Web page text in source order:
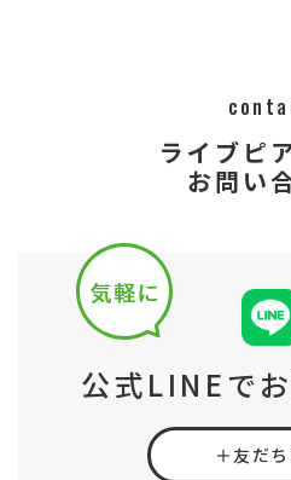
ライブピ
お問い
公式LINEで
＋友だ